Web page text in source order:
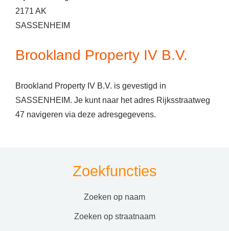
2171 AK
SASSENHEIM
Brookland Property IV B.V.
Brookland Property IV B.V. is gevestigd in
SASSENHEIM. Je kunt naar het adres Rijksstraatweg
47 navigeren via deze adresgegevens.
Zoekfuncties
zoeken op naam
zoeken op straatnaam